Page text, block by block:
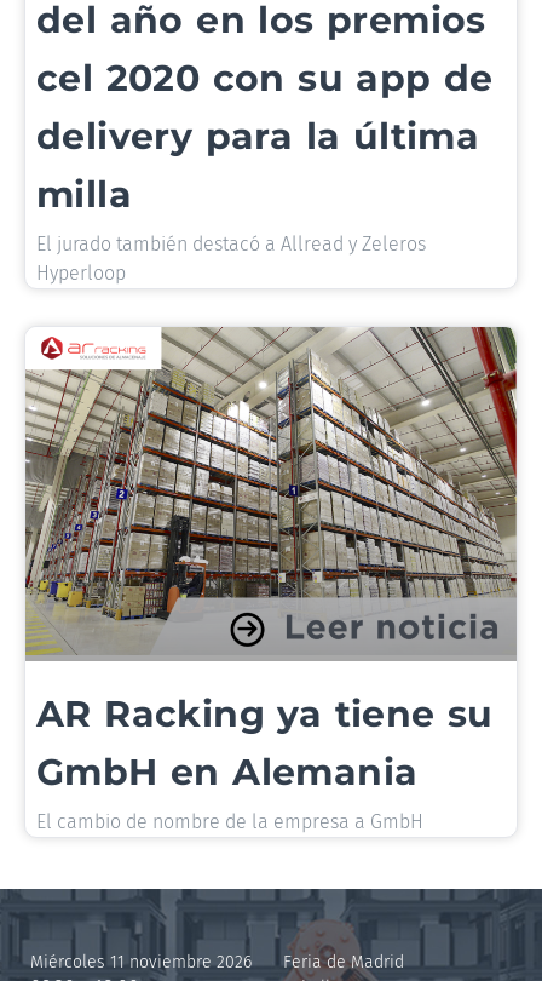
del año en los premios
cel 2020 con su app de
delivery para la última
milla
El jurado también destacó a Allread y Zeleros
Hyperloop
AR Racking ya tiene su
GmbH en Alemania
El cambio de nombre de la empresa a GmbH
Miércoles 11 noviembre 2026
Feria de Madrid